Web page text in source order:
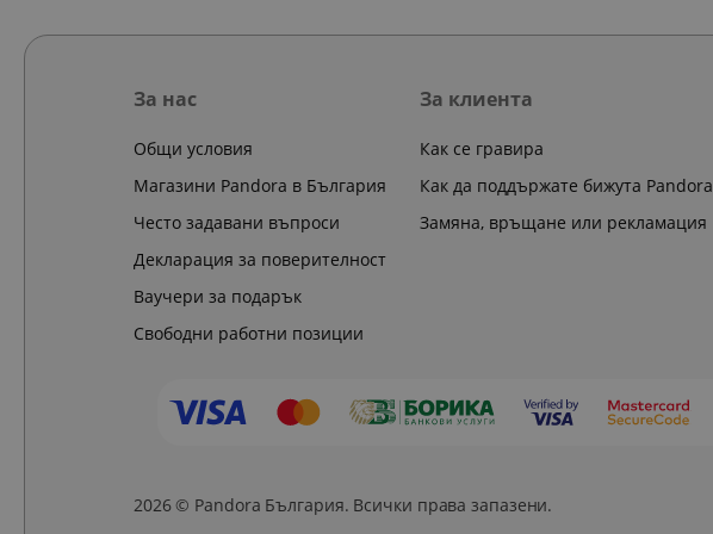
За нас
Общи условия
Магазини Pandora в България
Често задавани въпроси
Декларация за поверителност
Ваучери за подарък
Свободни работни позиции
За клиента
Как се гравира
Как да поддържате бижута Pandora
Замяна, връщане или рекламация
2026 © Pandora България. Всички права запазени.